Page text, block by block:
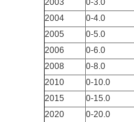
2003
0-3.0
2004
0-4.0
2005
0-5.0
2006
0-6.0
2008
0-8.0
2010
0-10.0
2015
0-15.0
2020
0-20.0